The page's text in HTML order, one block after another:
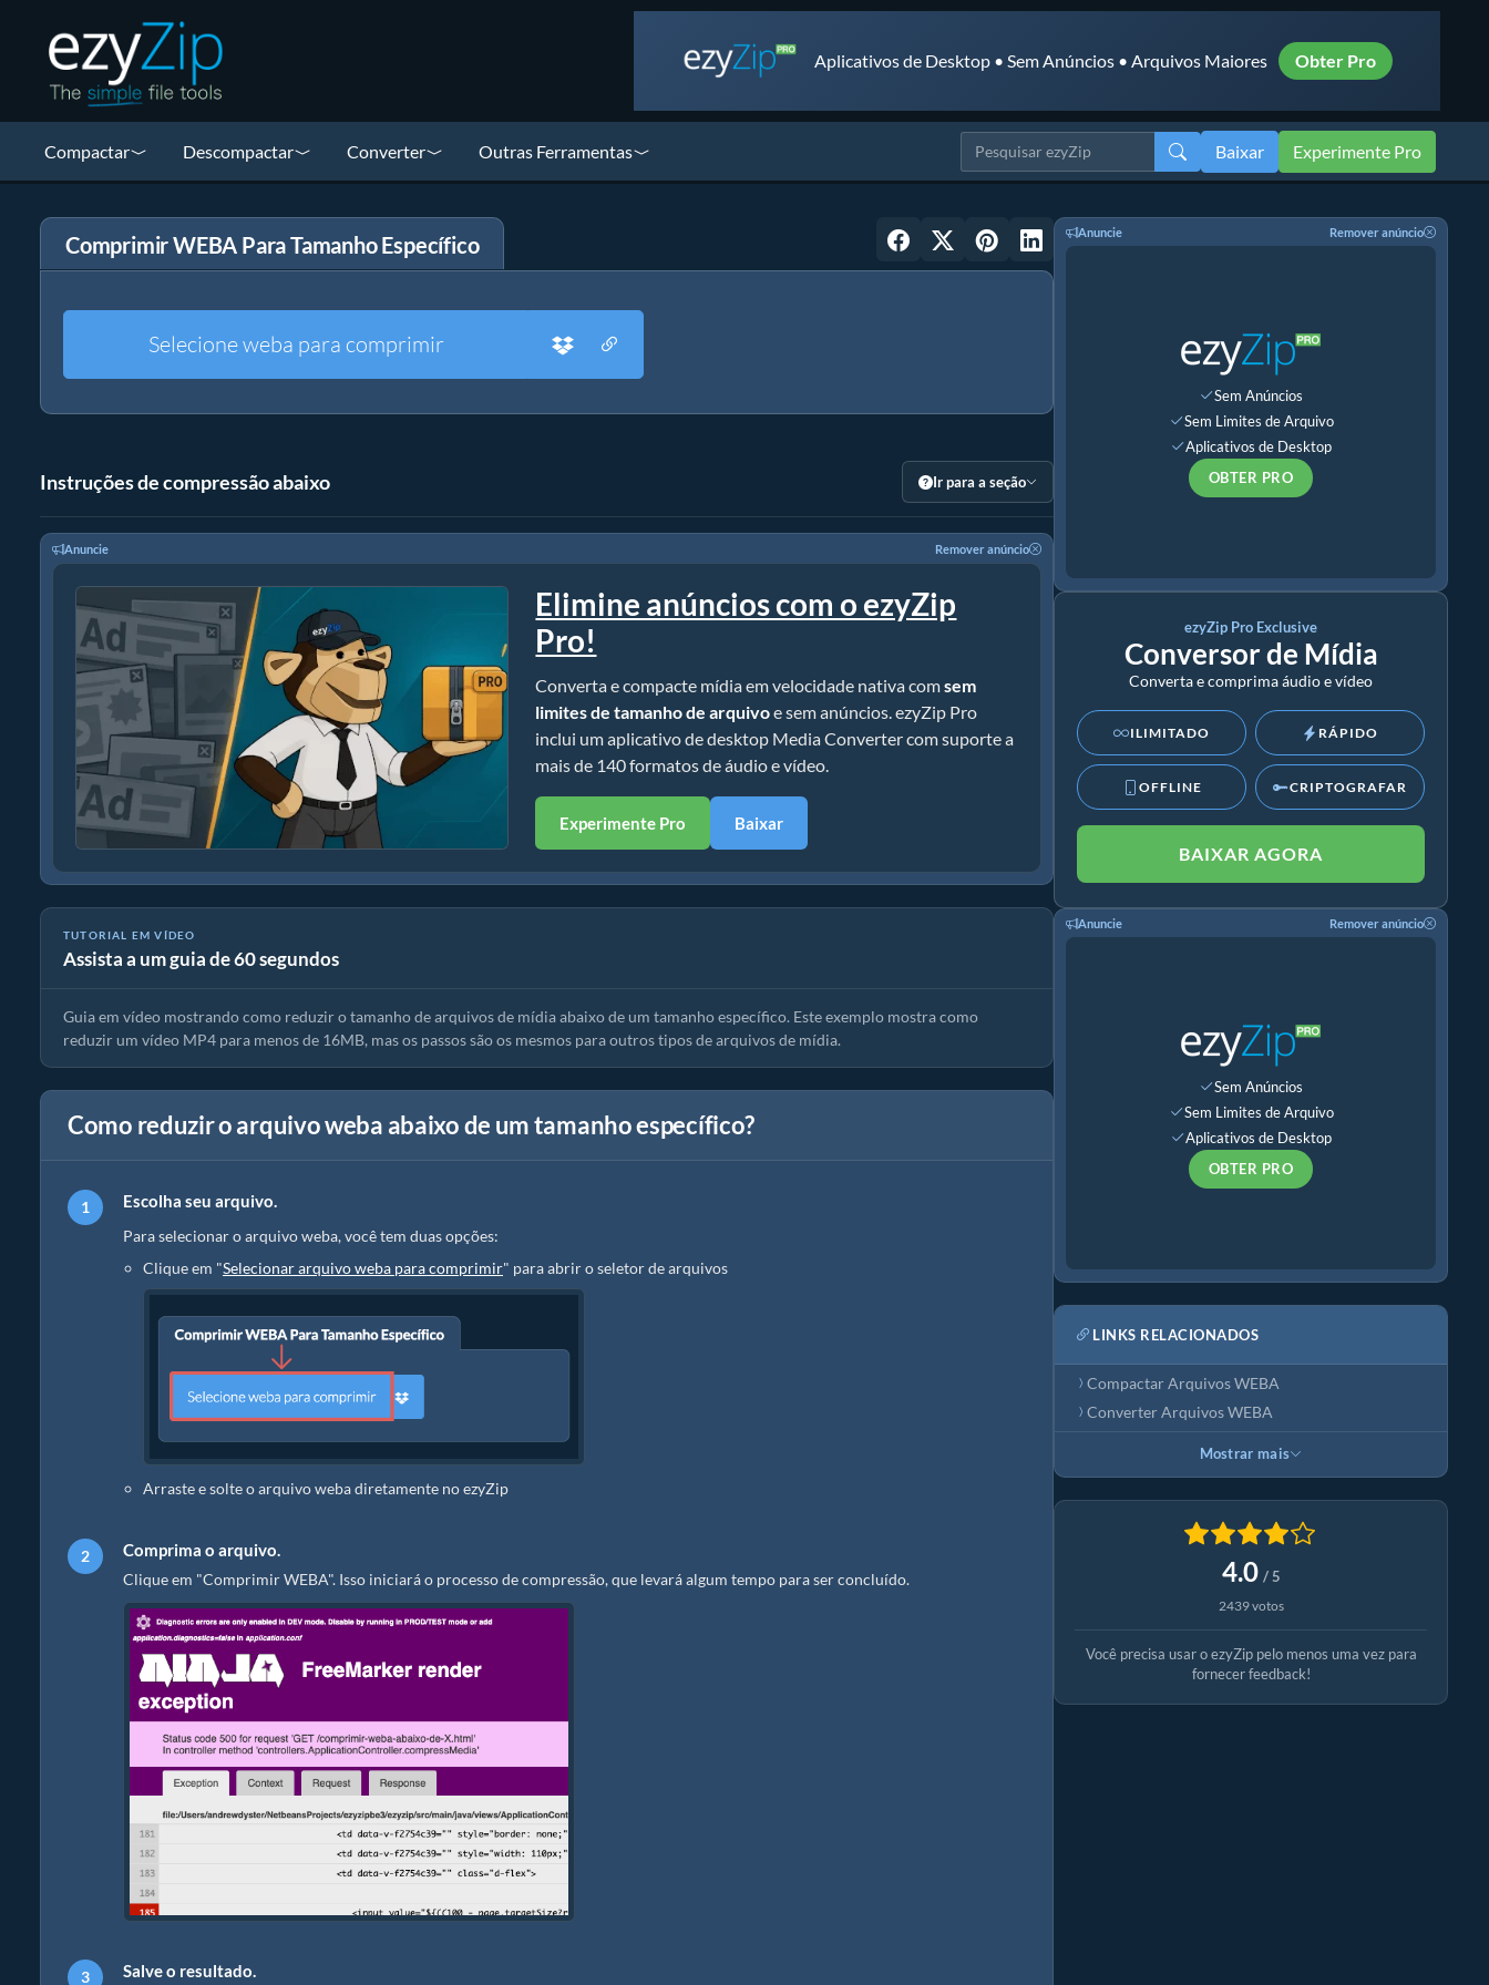
Aplicativos de Desktop • Sem Anúncios • Arquivos Maiores Obter Pro
Compactar Descompactar Converter Outras Ferramentas Baixar Experimente Pro
Comprimir WEBA Para Tamanho Específico
Selecione weba para comprimir
Instruções de compressão abaixo Ir para a seção
Anuncie Remover anúncio
Elimine anúncios com o ezyZip
Pro!
Converta e compacte mídia em velocidade nativa comsem
limites de tamanho de arquivoe sem anúncios. ezyZip Pro
inclui um aplicativo de desktop Media Converter com suporte a
mais de 140 formatos de áudio e vídeo.
Experimente Pro Baixar
TUTORIAL EM VÍDEO
Assista a um guia de 60 segundos
Como reduzir MP4 para 16MB (Guia simples)
Guia em vídeo mostrando como reduzir o tamanho de arquivos de mídia abaixo de um tamanho específico. Este exemplo mostra como
reduzir um vídeo MP4 para menos de 16MB, mas os passos são os mesmos para outros tipos de arquivos de mídia.
Como reduzir o arquivo weba abaixo de um tamanho específico?
Escolha seu arquivo.
Para selecionar o arquivo weba, você tem duas opções:
Clique em "Selecionar arquivo weba para comprimir" para abrir o seletor de arquivos
Arraste e solte o arquivo weba diretamente no ezyZip
Comprima o arquivo.
Clique em "Comprimir WEBA". Isso iniciará o processo de compressão, que levará algum tempo para ser concluído.
Salve o resultado.
Anuncie Remover anúncio
Sem Anúncios
Sem Limites de Arquivo
Aplicativos de Desktop
OBTER PRO
ezyZip Pro Exclusive
Conversor de Mídia
Converta e comprima áudio e vídeo
ILIMITADO RÁPIDO
OFFLINE CRIPTOGRAFAR
BAIXAR AGORA
Anuncie Remover anúncio
Sem Anúncios
Sem Limites de Arquivo
Aplicativos de Desktop
OBTER PRO
LINKS RELACIONADOS
Compactar Arquivos WEBA
Converter Arquivos WEBA
Mostrar mais
4.0 / 5
2439 votos
Você precisa usar o ezyZip pelo menos uma vez para
fornecer feedback!